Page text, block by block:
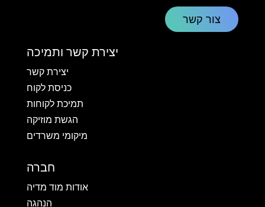
צור קשר
יצירת קשר ותמיכה
יצירת קשר
כניסת לקוח
תמיכת לקוחות
הגשת מוזיקה
מיקומי משרדים
חברה
אודות מוד מדיה
הנהגה